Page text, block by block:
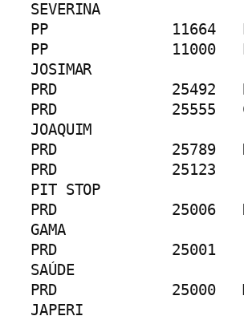
SEVERINA
PP		11000	PROFESSOR
JOSIMAR
PRD		25555	CLEBER
JOAQUIM
PRD		25123	FELIPE
PIT STOP
PRD		25006	HENRIQUE
GAMA
PRD		25001	LENE DA
SAÚDE
PRD		25000	MAGÚ
JAPERI